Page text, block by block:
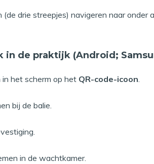
drie streepjes) navigeren naar onder
in de praktijk (Android;
het scherm op het QR-code-icoon.
bij de balie.
in de wachtkamer.